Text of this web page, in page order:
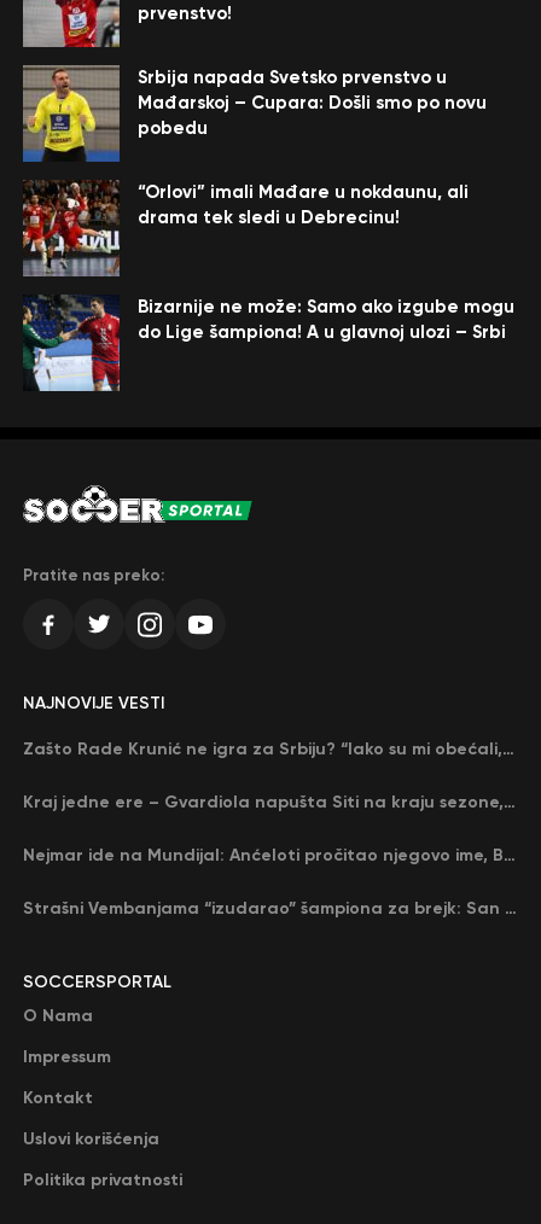
prvenstvo!
Srbija napada Svetsko prvenstvo u
Mađarskoj – Cupara: Došli smo po novu
pobedu
“Orlovi” imali Mađare u nokdaunu, ali
drama tek sledi u Debrecinu!
Bizarnije ne može: Samo ako izgube mogu
do Lige šampiona! A u glavnoj ulozi – Srbi
Pratite nas preko:
SOCCERSPORTAL
O Nama
Impressum
Kontakt
Uslovi korišćenja
Politika privatnosti
NAJNOVIJE VESTI
Zašto Rade Krunić ne igra za Srbiju? “Iako su mi obećali, niko me nije zvao…”
Kraj jedne ere – Gvardiola napušta Siti na kraju sezone, menja ga njegov nekadašnji rival
Nejmar ide na Mundijal: Anćeloti pročitao njegovo ime, Brazil u delirijumu (VIDEO)
Strašni Vembanjama “izudarao” šampiona za brejk: San Antonio poveo protiv Oklahome